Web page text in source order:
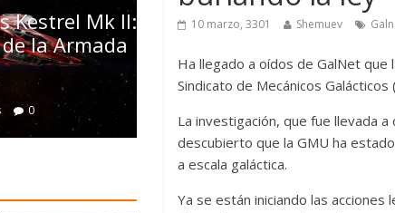
10 marzo, 3301 Shemuev
Ha llegado a oídos de GalNet
Sindicato de Mecánicos
La investigación, que fue llevada
descubierto que la GMU ha
a escala galáctica.
Ya se están iniciando las
las Operations, el vehículo
Nomad y numerosas
mejoras
4 julio, 2026 Txus
Mayo de